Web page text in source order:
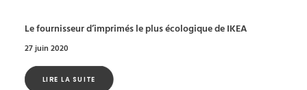
Le fournisseur d’imprimés le plus écologique de IKEA
27 juin 2020
LIRE LA SUITE